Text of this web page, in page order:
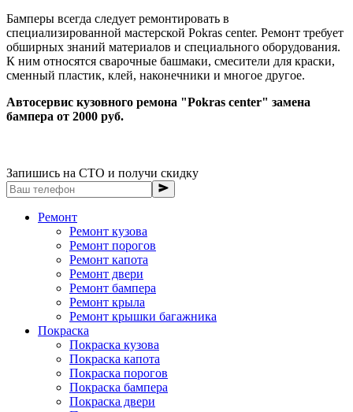
Бамперы всегда следует ремонтировать в
специализированной мастерской Pokras center. Ремонт требует
обширных знаний материалов и специального оборудования.
К ним относятся сварочные башмаки, смесители для краски,
сменный пластик, клей, наконечники и многое другое.
Автосервис кузовного ремона "Pokras center" замена
бампера от 2000 руб.
Запишись на СТО и получи скидку
Ремонт
Ремонт кузова
Ремонт порогов
Ремонт капота
Ремонт двери
Ремонт бампера
Ремонт крыла
Ремонт крышки багажника
Покраска
Покраска кузова
Покраска капота
Покраска порогов
Покраска бампера
Покраска двери